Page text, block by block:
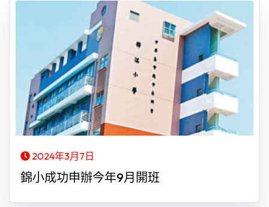
2024年3月7日
錦小成功申辦今年9月開班